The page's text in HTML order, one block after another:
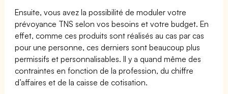
Ensuite, vous avez la possibilité de moduler votre
prévoyance TNS selon vos besoins et votre budget. En
effet, comme ces produits sont réalisés au cas par cas
pour une personne, ces derniers sont beaucoup plus
permissifs et personnalisables. Il y a quand même des
contraintes en fonction de la profession, du chiffre
d’affaires et de la caisse de cotisation.